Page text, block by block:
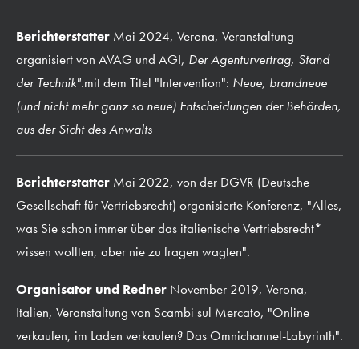
Berichterstatter Mai 2024, Verona, Veranstaltung
organisiert von AVAG und AGI, Der Agenturvertrag, Stand
der Technik".mit dem Titel "Intervention": Neue, brandneue
(und nicht mehr ganz so neue) Entscheidungen der Behörden,
aus der Sicht des Anwalts
Berichterstatter Mai 2022, von der DGVR (Deutsche
Gesellschaft für Vertriebsrecht) organisierte Konferenz, "Alles,
was Sie schon immer über das italienische Vertriebsrecht*
wissen wollten, aber nie zu fragen wagten".
Organisator und Redner November 2019, Verona,
Italien, Veranstaltung von Scambi sul Mercato, "Online
verkaufen, im Laden verkaufen? Das Omnichannel-Labyrinth".